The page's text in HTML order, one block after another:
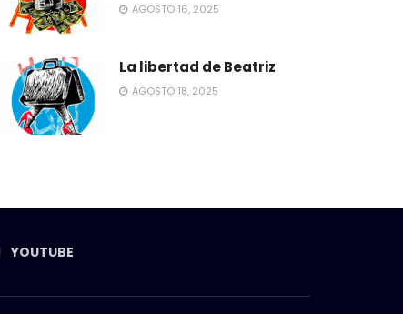
AGOSTO 16, 2025
La libertad de Beatriz
AGOSTO 18, 2025
YOUTUBE